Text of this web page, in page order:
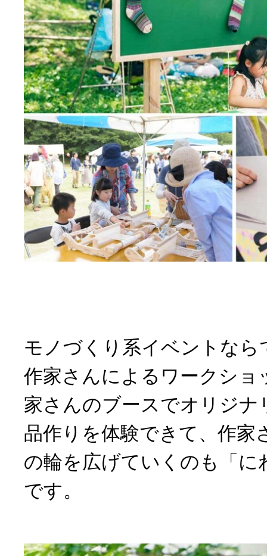
モノづくり系イベントな
作家さんによるワークショ
家さんのブースでオリジナ
品作りを体験できて、作家
の輪を広げていくのも「に
です。